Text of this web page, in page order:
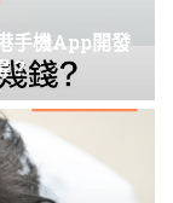
手機App開發
？